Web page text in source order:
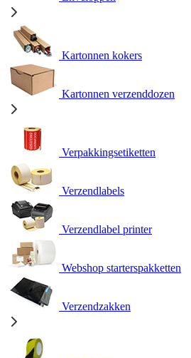
Kartonnen kokers
Kartonnen verzenddozen
Verpakkingsetiketten
Verzendlabels
Verzendlabel printer
Webshop starterspakketten
Verzendzakken